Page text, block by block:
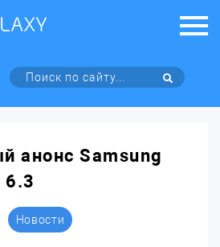
анонс Samsung
6.3
Новости